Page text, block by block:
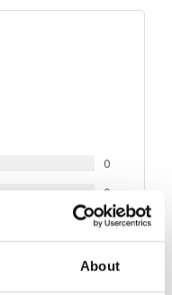
About
0
0
0